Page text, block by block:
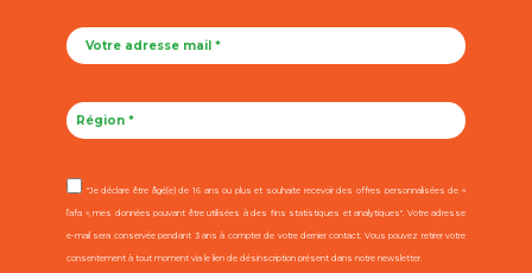
"Je déclare être âgé(e) de 16 ans ou plus et souhaite recevoir des offres personnalisées de «
l’afa », mes données pouvant être utilisées à des fins statistiques et analytiques". Votre adresse
e-mail sera conservée pendant 3 ans à compter de votre dernier contact. Vous pouvez retirer votre
consentement à tout moment via le lien de désinscription présent dans notre newsletter.